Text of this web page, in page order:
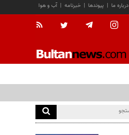
آب و هوا | خبرنامه | پیوندها | درباره ما